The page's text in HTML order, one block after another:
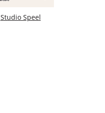
Studio Speel